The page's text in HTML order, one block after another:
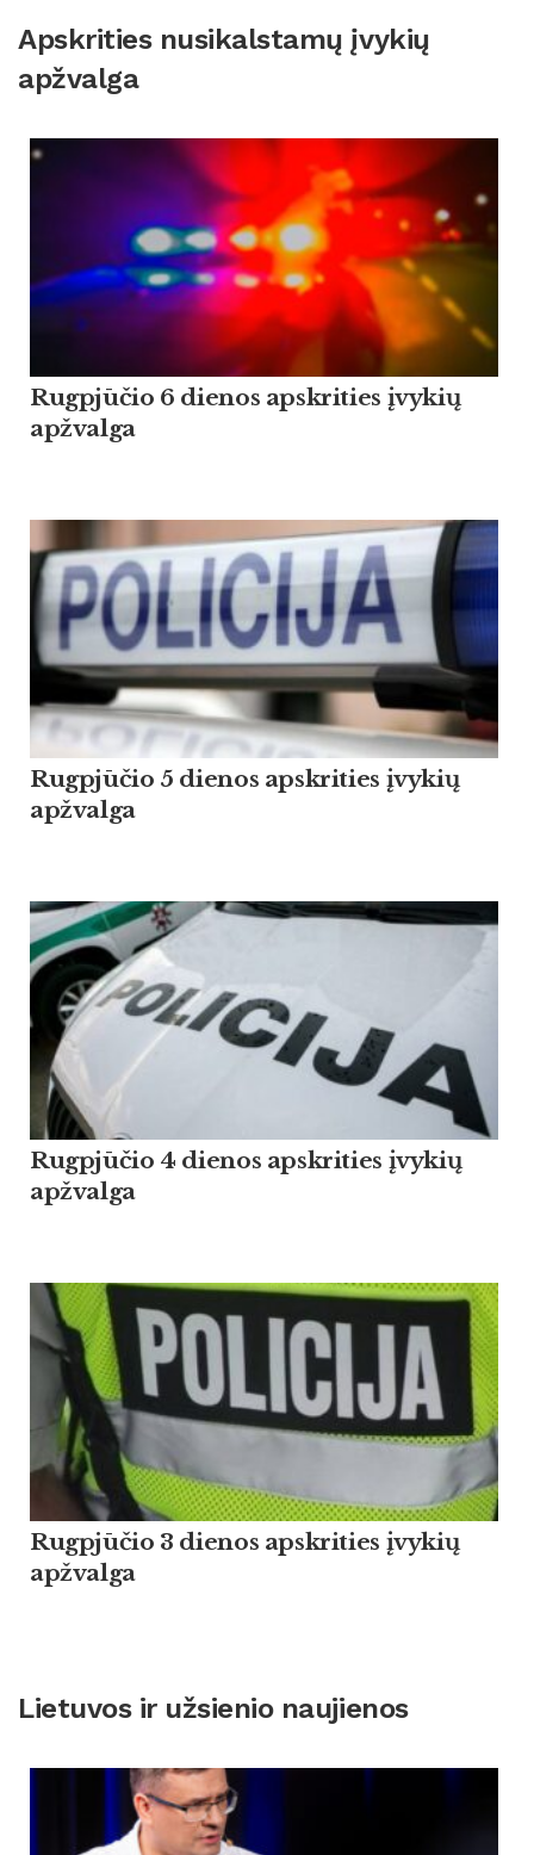
Apskrities nusikalstamų įvykių
apžvalga
Rugpjūčio 6 dienos apskrities įvykių
apžvalga
Rugpjūčio 5 dienos apskrities įvykių
apžvalga
Rugpjūčio 4 dienos apskrities įvykių
apžvalga
Rugpjūčio 3 dienos apskrities įvykių
apžvalga
Lietuvos ir užsienio naujienos